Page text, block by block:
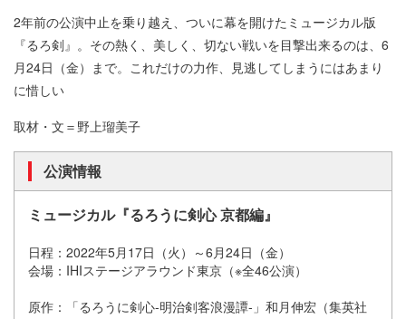
2年前の公演中止を乗り越え、ついに幕を開けたミュージカル版
『るろ剣』。その熱く、美しく、切ない戦いを目撃出来るのは、6
月24日（金）まで。これだけの力作、見逃してしまうにはあまり
に惜しい
取材・文＝野上瑠美子
公演情報
ミュージカル『るろうに剣心 京都編』
日程：2022年5月17日（火）～6月24日（金）
会場：IHIステージアラウンド東京（※全46公演）
原作：「るろうに剣心-明治剣客浪漫譚-」和月伸宏（集英社